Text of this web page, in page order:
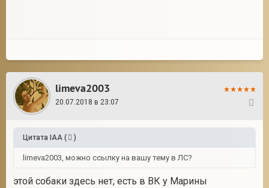
limeva2003
20.07.2018 в 23:07
Цитата IAA ( )
limeva2003, можно ссылку на вашу тему в ЛС?
этой собаки здесь нет, есть в ВК у Марины